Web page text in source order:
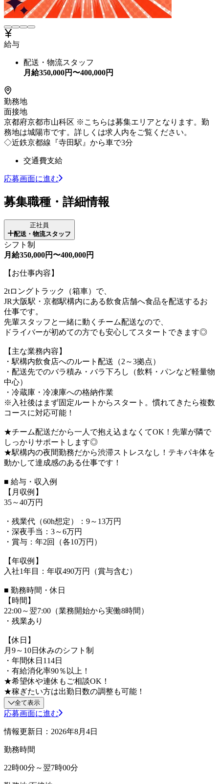
給与
配送・物流スタッフ
月給350,000円〜400,000円
勤務地
面接地
京都府京都市山科区 ※こちらは募集エリアとなります。勤
務地は城陽市です。詳しくは求人内をご覧ください。
◇近鉄京都線『寺田駅』から車で3分
交通費支給
応募画面に進む
募集職種・詳細情報
正社員
配送・物流スタッフ
シフト制
月給350,000円〜400,000円
【お仕事内容】
2tロングトラック（箱車）で、
JR大阪駅・京都駅構内にある飲食店舗へ食品を配送するお
仕事です。
先輩スタッフと一緒に動くチーム配送なので、
ドライバーが初めての方でも安心してスタートできます◎
【主な業務内容】
・駅構内飲食店へのルート配送（2～3拠点）
・配送先でのバラ積み・バラ下ろし（飲料・パンなど軽量物
中心）
・冷蔵庫・冷凍庫への格納作業
※入社後はまず固定ルートからスタート。慣れてきたら複数
コースに対応可能！
★チーム配送だから一人で抱え込まなくてOK！先輩が隣で
しっかりサポートします◎
★駅構内の夜間勤務だから渋滞ストレスなし！テキパキ体を
動かして達成感のある仕事です！
■ 給与・収入例
【月収例】
35～40万円
・残業代（60h想定）：9～13万円
・深夜手当：3～6万円
・賞与：年2回（各10万円）
【年収例】
入社1年目：年収490万円（賞与含む）
■ 勤務時間・休日
【時間】
22:00～翌7:00（業務開始から実働8時間）
・残業あり
【休日】
月9～10日休みのシフト制
・年間休日114日
・有給消化率90％以上！
★希望休や連休もご相談OK！
★稼ぎたい方は出勤日数の調整も可能！
全て表示
応募画面に進む
情報更新日：2026年8月4日
勤務時間
22時00分～翌7時00分